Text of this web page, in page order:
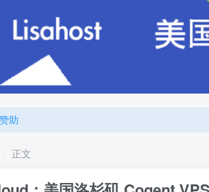
助
频道/聊天群
助
正文